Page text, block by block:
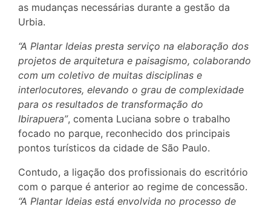
as mudanças necessárias durante a gestão da
Urbia.
“A Plantar Ideias presta serviço na elaboração dos
projetos de arquitetura e paisagismo, colaborando
com um coletivo de muitas disciplinas e
interlocutores, elevando o grau de complexidade
para os resultados de transformação do
Ibirapuera”, comenta Luciana sobre o trabalho
focado no parque, reconhecido dos principais
pontos turísticos da cidade de São Paulo.
Contudo, a ligação dos profissionais do escritório
com o parque é anterior ao regime de concessão.
“A Plantar Ideias está envolvida no processo de